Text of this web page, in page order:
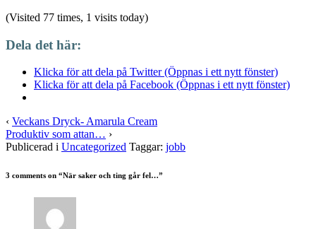
(Visited 77 times, 1 visits today)
Dela det här:
Klicka för att dela på Twitter (Öppnas i ett nytt fönster)
Klicka för att dela på Facebook (Öppnas i ett nytt fönster)
‹ Veckans Dryck- Amarula Cream
Produktiv som attan… ›
Publicerad i Uncategorized Taggar: jobb
3 comments on “När saker och ting går fel…”